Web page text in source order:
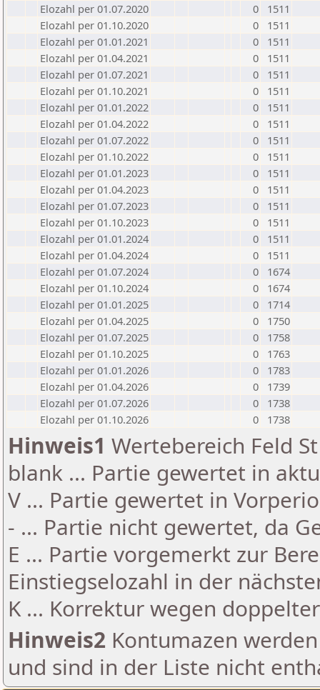
Elozahl per 01.07.2020
0
1511
Elozahl per 01.10.2020
0
1511
Elozahl per 01.01.2021
0
1511
Elozahl per 01.04.2021
0
1511
Elozahl per 01.07.2021
0
1511
Elozahl per 01.10.2021
0
1511
Elozahl per 01.01.2022
0
1511
Elozahl per 01.04.2022
0
1511
Elozahl per 01.07.2022
0
1511
Elozahl per 01.10.2022
0
1511
Elozahl per 01.01.2023
0
1511
Elozahl per 01.04.2023
0
1511
Elozahl per 01.07.2023
0
1511
Elozahl per 01.10.2023
0
1511
Elozahl per 01.01.2024
0
1511
Elozahl per 01.04.2024
0
1511
Elozahl per 01.07.2024
0
1674
Elozahl per 01.10.2024
0
1674
Elozahl per 01.01.2025
0
1714
Elozahl per 01.04.2025
0
1750
Elozahl per 01.07.2025
0
1758
Elozahl per 01.10.2025
0
1763
Elozahl per 01.01.2026
0
1783
Elozahl per 01.04.2026
0
1739
Elozahl per 01.07.2026
0
1738
Elozahl per 01.10.2026
0 1738
Hinweis1 Wertebereich Feld
blank ... Partie gewertet in
V ... Partie gewertet in
- ... Partie nicht gewertet, da
E ... Partie vorgemerkt zur
Einstiegselozahl in der
K ... Korrektur wegen
Hinweis2 Kontumazen
und sind in der Liste nicht